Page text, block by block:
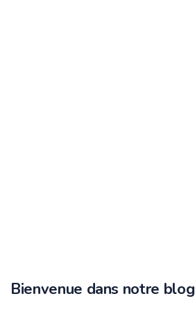
Bienvenue dans notre blog